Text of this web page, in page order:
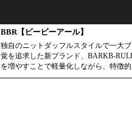
BBR【ビービーアール】
独自のニットダッフルスタイルで一大
覚を追求した新ブランド、BARKB-
を増やすことで軽量化しながら、特徴